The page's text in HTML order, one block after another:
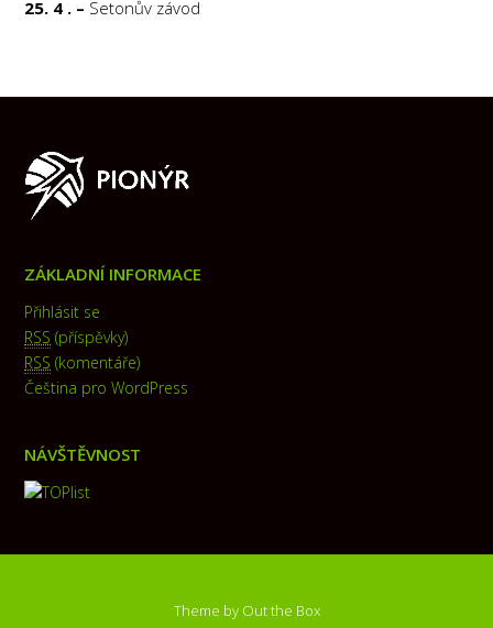
25. 4 . – Setonův závod
ZÁKLADNÍ INFORMACE
Přihlásit se
RSS (příspěvky)
RSS (komentáře)
Čeština pro WordPress
NÁVŠTĚVNOST
Theme by Out the Box